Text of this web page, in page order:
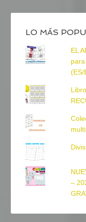
LO MÁS
EL
(ES/
–